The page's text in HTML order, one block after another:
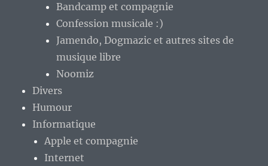
Bandcamp et compagnie
Confession musicale :)
Jamendo, Dogmazic et autres sites de
musique libre
Noomiz
Divers
Humour
Informatique
Apple et compagnie
Internet